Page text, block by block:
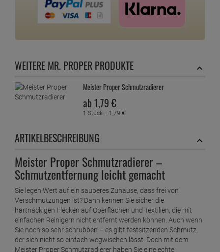
WEITERE MR. PROPER PRODUKTE
Meister Proper Schmutzradierer
ab1,79 €
1 Stück = 1,79 €
ARTIKELBESCHREIBUNG
Meister Proper Schmutzradierer –
Schmutzentfernung leicht gemacht
Sie legen Wert auf ein sauberes Zuhause, dass frei von
Verschmutzungen ist? Dann kennen Sie sicher die
hartnäckigen Flecken auf Oberflächen und Textilien, die mit
einfachen Reinigern nicht entfernt werden können. Auch wenn
Sie noch so sehr schrubben – es gibt festsitzenden Schmutz,
der sich nicht so einfach wegwischen lässt. Doch mit dem
Meister Proper Schmutzradierer haben Sie eine echte